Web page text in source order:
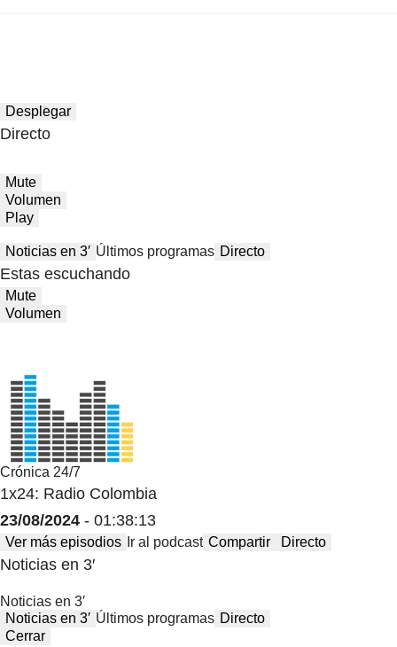
Desplegar
Directo
Mute
Volumen
Play
Noticias en 3′ Últimos programas Directo
Estas escuchando
Mute
Volumen
Crónica 24/7
1x24: Radio Colombia
23/08/2024 - 01:38:13
Ver más episodios Ir al podcast Compartir Directo
Noticias en 3′
Noticias en 3′
Noticias en 3′ Últimos programas Directo
Cerrar